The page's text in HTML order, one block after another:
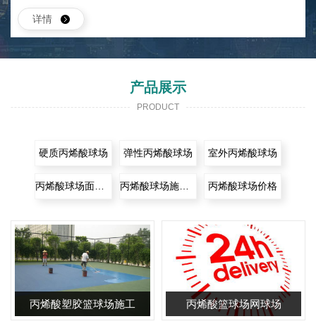
道施工专家和具有多年体育场馆设计经验的体育建筑设计师筹建
的，是代表中国南方（泛珠三角地区）体育场地设施工程施工的
最高水平的专业承包商之一，公司具有中级以上职称的20人，项
目“五大员”齐全，项目经理5名，基础工程施工队一支，塑胶施工
队五支，自有大型数控沥青搅拌机，塑胶摊铺机，测量仪器一
批，公司实施ISO质量管理体系。 公司已建立现代化企业制度，
竞争力的工程报价，同时，我们的售后服务体系也已建立，全国
2000，我们以顾客为关注焦点，领导作用，全员参与，持续改
系，使用户无后顾之忧。
详情
产品展示
PRODUCT
硬质丙烯酸球场 弹性丙烯酸球场 室外丙烯酸球场
丙烯酸球场面层涂料 丙烯酸球场施工工艺 丙烯酸球场价格
丙烯酸塑胶篮球场施工 丙烯酸篮球场网球场